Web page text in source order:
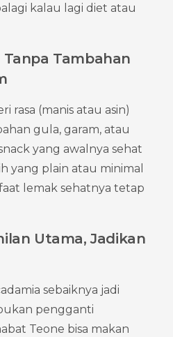
kalau lagi diet atau
Tambahan
rasa (manis atau asin)
gula, garam, atau
yang awalnya sehat
yang plain atau minimal
lemak sehatnya tetap
Utama, Jadikan
sebaiknya jadi
pengganti
Teone bisa makan